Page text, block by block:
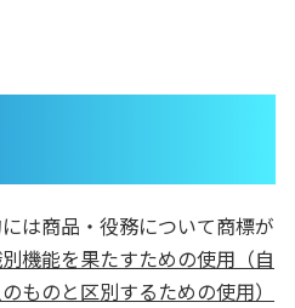
は商品・役務について商標が
機能を果たすための使用（自
ものと区別するための使用）